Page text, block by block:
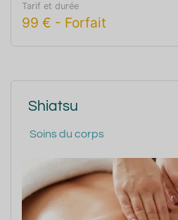
Tarif et durée
99 € - Forfait
Shiatsu
Soins du corps